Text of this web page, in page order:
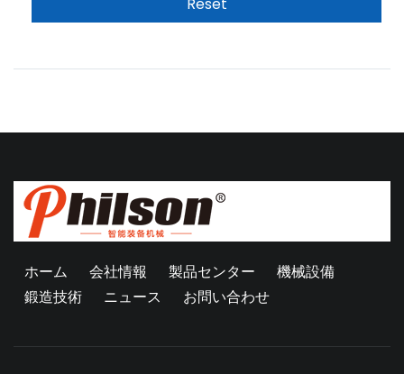
ホーム 会社情報 製品センター
機械設備
鍛造技術
ニュース お問い合わせ